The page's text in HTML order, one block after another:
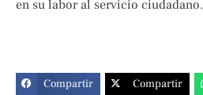
en su labor al servicio ciudadano.
Compartir Compartir